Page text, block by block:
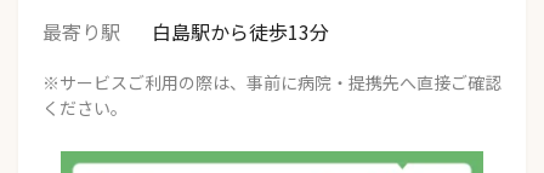
最寄り駅
白島駅から徒歩13分
※サービスご利用の際は、事前に病院・提携先へ直接ご確認
ください。